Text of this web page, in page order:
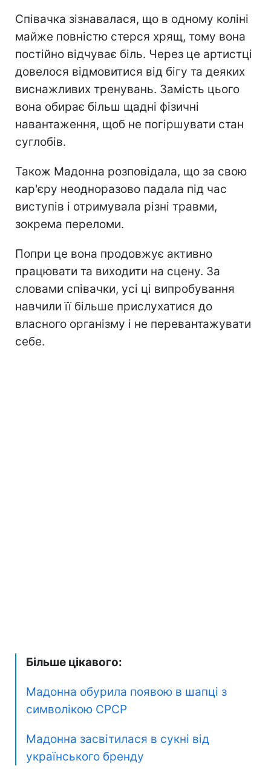
Співачка зізнавалася, що в одному коліні
майже повністю стерся хрящ, тому вона
постійно відчуває біль. Через це артистці
довелося відмовитися від бігу та деяких
виснажливих тренувань. Замість цього
вона обирає більш щадні фізичні
навантаження, щоб не погіршувати стан
суглобів.
Також Мадонна розповідала, що за свою
кар'єру неодноразово падала під час
виступів і отримувала різні травми,
зокрема переломи.
Попри це вона продовжує активно
працювати та виходити на сцену. За
словами співачки, усі ці випробування
навчили її більше прислухатися до
власного організму і не перевантажувати
себе.
Більше цікавого:
Мадонна обурила появою в шапці з
символікою СРСР
Мадонна засвітилася в сукні від
українського бренду